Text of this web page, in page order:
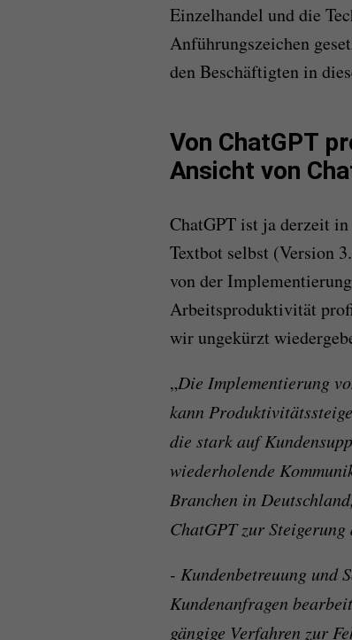
Einzelhandel und die
Anführungszeichen
den Beschäftigten in
Von ChatGPT
Ansicht von
ChatGPT ist ja derzeit
Textbot selbst (Version
von der
Arbeitsproduktivität
wir ungekürzt
„Die Implementierung
kann
die stark auf
wiederholende
Branchen in
ChatGPT zur
- Kundenbetreuung und
Kundenanfragen
gängige Verfahren zur